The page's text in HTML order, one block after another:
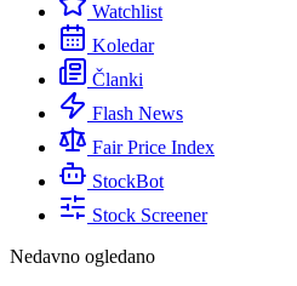
Watchlist
Koledar
Članki
Flash News
Fair Price Index
StockBot
Stock Screener
Nedavno ogledano